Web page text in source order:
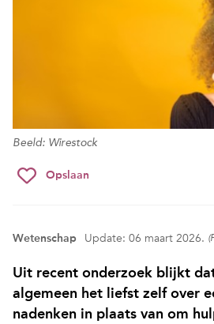
Beeld: Wirestock
Opslaan
Wetenschap Update: 06 maart 2026.
Uit recent onderzoek blijkt
algemeen het liefst zelf over
nadenken in plaats van om